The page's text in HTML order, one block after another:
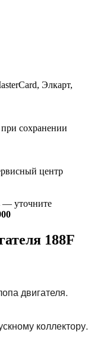
Элкарт,
сохранении
центр
— уточните
188F
двигателя.
коллектору.